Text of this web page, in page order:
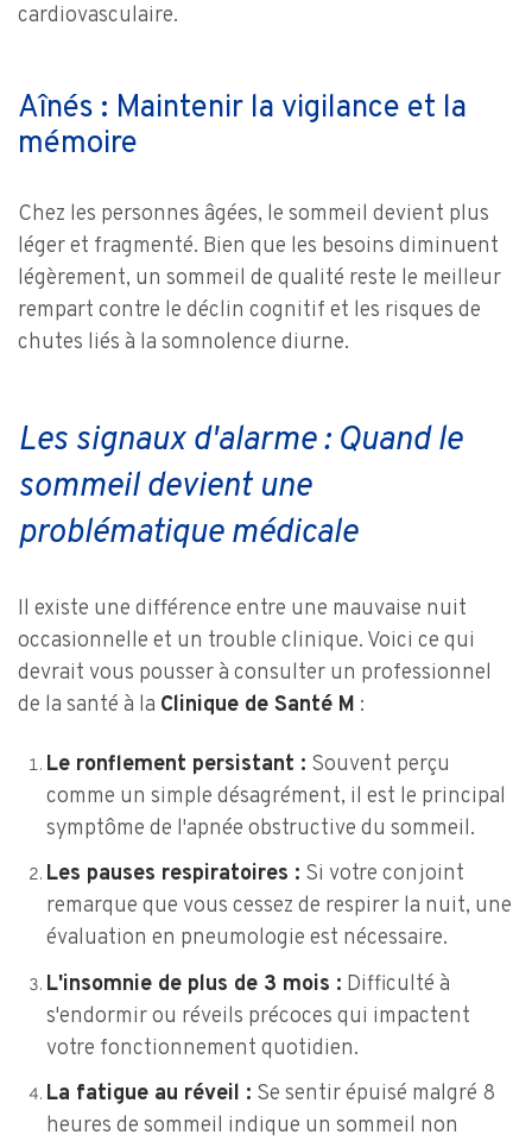
cardiovasculaire.
Aînés : Maintenir la vigilance et la
mémoire
Chez les personnes âgées, le sommeil devient plus
léger et fragmenté. Bien que les besoins diminuent
légèrement, un sommeil de qualité reste le meilleur
rempart contre le déclin cognitif et les risques de
chutes liés à la somnolence diurne.
Les signaux d'alarme : Quand le
sommeil devient une
problématique médicale
Il existe une différence entre une mauvaise nuit
occasionnelle et un trouble clinique. Voici ce qui
devrait vous pousser à consulter un professionnel
de la santé à la Clinique de Santé M :
Le ronflement persistant : Souvent perçu
comme un simple désagrément, il est le principal
symptôme de l'apnée obstructive du sommeil.
Les pauses respiratoires : Si votre conjoint
remarque que vous cessez de respirer la nuit, une
évaluation en pneumologie est nécessaire.
L'insomnie de plus de 3 mois : Difficulté à
s'endormir ou réveils précoces qui impactent
votre fonctionnement quotidien.
La fatigue au réveil : Se sentir épuisé malgré 8
heures de sommeil indique un sommeil non